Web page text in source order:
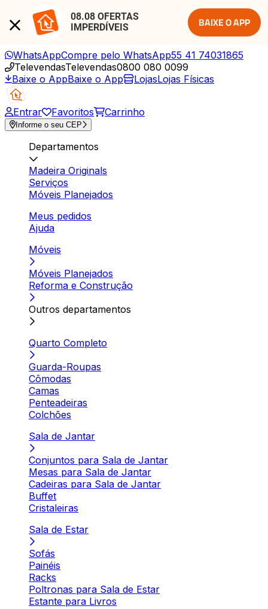
08.08 OFERTAS
IMPERDÍVEIS
BAIXE O APP
WhatsAppCompre pelo WhatsApp55 41 74031865
TelevendasTelevendas0800 080 0099
Baixe o AppBaixe o App LojasLojas Físicas
Entrar Favoritos Carrinho
Informe o seu CEP
Departamentos
Madeira Originals
Serviços
Móveis Planejados
Meus pedidos
Ajuda
Móveis
Móveis Planejados
Reforma e Construção
Outros departamentos
Quarto Completo
Guarda-Roupas
Cômodas
Camas
Penteadeiras
Colchões
Sala de Jantar
Conjuntos para Sala de Jantar
Mesas para Sala de Jantar
Cadeiras para Sala de Jantar
Buffet
Cristaleiras
Sala de Estar
Sofás
Painéis
Racks
Poltronas para Sala de Estar
Estante para Livros